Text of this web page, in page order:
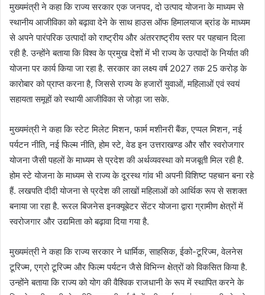
मुख्यमंत्री ने कहा कि राज्य सरकार एक जनपद, दो उत्पाद योजना के माध्यम से
स्थानीय आजीविका को बढ़ावा देने के साथ हाउस ऑफ हिमालयाज ब्रांड के माध्यम
से अपने पारंपरिक उत्पादों को राष्ट्रीय और अंतरराष्ट्रीय स्तर पर पहचान दिला
रही है. उन्होंने बताया कि विश्व के प्रमुख देशों में भी राज्य के उत्पादों के निर्यात की
योजना पर कार्य किया जा रहा है. सरकार का लक्ष्य वर्ष 2027 तक 25 करोड़ के
कारोबार को प्राप्त करना है, जिससे राज्य के हजारों युवाओं, महिलाओं एवं स्वयं
सहायता समूहों को स्थायी आजीविका से जोड़ा जा सके.
मुख्यमंत्री ने कहा कि स्टेट मिलेट मिशन, फार्म मशीनरी बैंक, एप्पल मिशन, नई
पर्यटन नीति, नई फिल्म नीति, होम स्टे, वेड इन उत्तराखण्ड और सौर स्वरोजगार
योजना जैसी पहलों के माध्यम से प्रदेश की अर्थव्यवस्था को मजबूती मिल रही है.
होम स्टे योजना के माध्यम से राज्य के दूरस्थ गांव भी अपनी विशिष्ट पहचान बना रहे
हैं. लखपति दीदी योजना से प्रदेश की लाखों महिलाओं को आर्थिक रूप से सशक्त
बनाया जा रहा है. रूरल बिजनेस इनक्यूबेटर सेंटर योजना द्वारा ग्रामीण क्षेत्रों में
स्वरोजगार और उद्यमिता को बढ़ावा दिया गया है.
मुख्यमंत्री ने कहा कि राज्य सरकार ने धार्मिक, साहसिक, ईको-टूरिज्म, वेलनेस
टूरिज्म, एग्रो टूरिज्म और फिल्म पर्यटन जैसे विभिन्न क्षेत्रों को विकसित किया है.
उन्होंने बताया कि राज्य को योग की वैश्विक राजधानी के रूप में स्थापित करने के